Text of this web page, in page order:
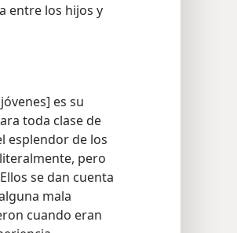
entre los hijos y
es su
toda clase de
esplendor de los
literalmente, pero
se dan cuenta
mala
cuando eran